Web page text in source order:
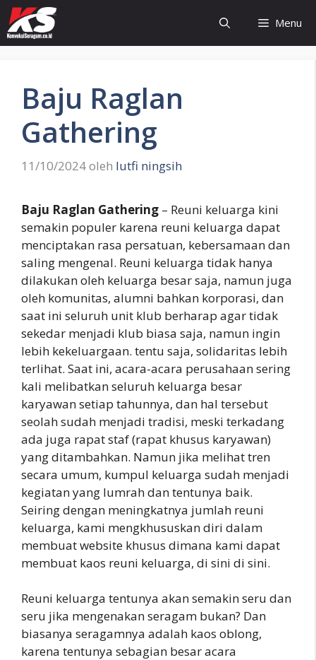
Langsung
ke
isi
Menu
Baju Raglan
Gathering
11/10/2024oleh lutfi ningsih
Baju Raglan Gathering – Reuni keluarga kini
semakin populer karena reuni keluarga dapat
menciptakan rasa persatuan, kebersamaan dan
saling mengenal. Reuni keluarga tidak hanya
dilakukan oleh keluarga besar saja, namun juga
oleh komunitas, alumni bahkan korporasi, dan
saat ini seluruh unit klub berharap agar tidak
sekedar menjadi klub biasa saja, namun ingin
lebih kekeluargaan. tentu saja, solidaritas lebih
terlihat. Saat ini, acara-acara perusahaan sering
kali melibatkan seluruh keluarga besar
karyawan setiap tahunnya, dan hal tersebut
seolah sudah menjadi tradisi, meski terkadang
ada juga rapat staf (rapat khusus karyawan)
yang ditambahkan. Namun jika melihat tren
secara umum, kumpul keluarga sudah menjadi
kegiatan yang lumrah dan tentunya baik.
Seiring dengan meningkatnya jumlah reuni
keluarga, kami mengkhususkan diri dalam
membuat website khusus dimana kami dapat
membuat kaos reuni keluarga, di sini di sini.
Reuni keluarga tentunya akan semakin seru dan
seru jika mengenakan seragam bukan? Dan
biasanya seragamnya adalah kaos oblong,
karena tentunya sebagian besar acara